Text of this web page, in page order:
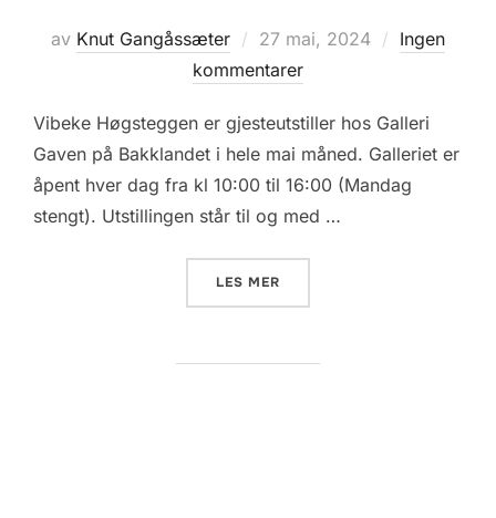
av Knut Gangåssæter
Posted
on
27 mai, 2024
Ingen
kommentarer
Vibeke Høgsteggen er gjesteutstiller hos Galleri
Gaven på Bakklandet i hele mai måned. Galleriet er
åpent hver dag fra kl 10:00 til 16:00 (Mandag
stengt). Utstillingen står til og med …
LES MER